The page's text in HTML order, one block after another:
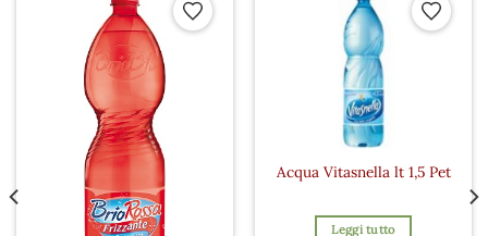
Aggiungi ai preferiti
Acqua Vitasnella lt 1,5 Pet
Leggi tutto